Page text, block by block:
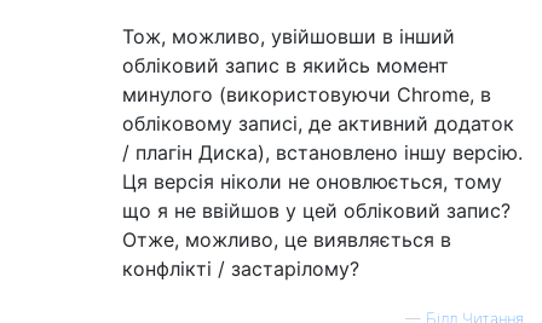
Тож, можливо, увійшовши в інший
обліковий запис в якийсь момент
минулого (використовуючи Chrome, в
обліковому записі, де активний додаток
/ плагін Диска), встановлено іншу версію.
Ця версія ніколи не оновлюється, тому
що я не ввійшов у цей обліковий запис?
Отже, можливо, це виявляється в
конфлікті / застарілому?
— Білл Читання